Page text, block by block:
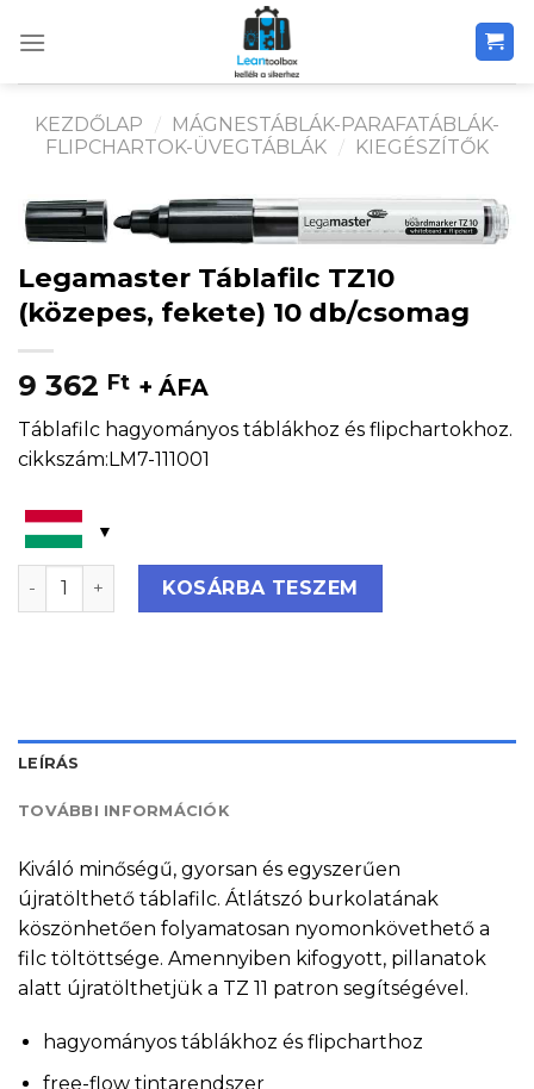
KEZDŐLAP /
MÁGNESTÁBLÁK-PARAFATÁBLÁK-
FLIPCHARTOK-ÜVEGTÁBLÁK / KIEGÉSZÍTŐK
Legamaster Táblafilc TZ10
(közepes, fekete) 10 db/csomag
9 362 Ft + ÁFA
Táblafilc hagyományos táblákhoz és flipchartokhoz.
cikkszám:LM7-111001
Legamaster Táblafilc TZ10 (közepes, fekete) 10 db/
KOSÁRBA TESZEM
LEÍRÁS
TOVÁBBI INFORMÁCIÓK
Kiváló minőségű, gyorsan és egyszerűen
újratölthető táblafilc. Átlátszó burkolatának
köszönhetően folyamatosan nyomonkövethető a
filc töltöttsége. Amennyiben kifogyott, pillanatok
alatt újratölthetjük a TZ 11 patron segítségével.
hagyományos táblákhoz és flipcharthoz
free-flow tintarendszer